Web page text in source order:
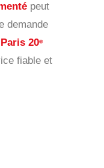
peut
demande
20ᵉ
fiable et